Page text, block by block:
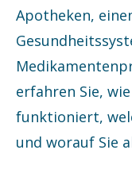
Apotheken,
erfahren Sie,
funktioniert,
und worauf Sie